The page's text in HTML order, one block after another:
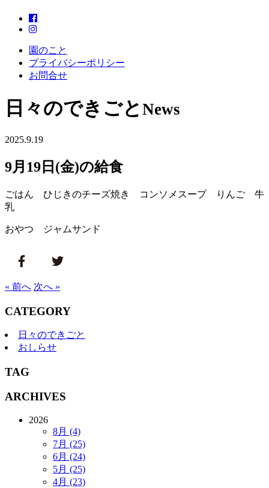
園のこと
プライバシーポリシー
お問合せ
日々のできごと News
2025.9.19
9月19日(金)の給食
ごはん ひじきのチーズ焼き コンソメスープ りんご 牛
乳
おやつ ジャムサンド
« 前へ 次へ »
CATEGORY
日々のできごと
おしらせ
TAG
ARCHIVES
2026
8月 (4)
7月 (25)
6月 (24)
5月 (25)
4月 (23)